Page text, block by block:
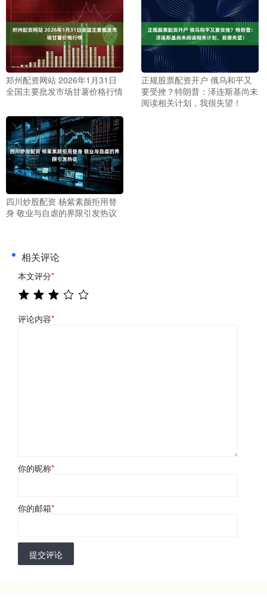
郑州配资网站 2026年1月31日
全国主要批发市场甘薯价格行情
正规股票配资开户 俄乌和平又
要受挫？特朗普：泽连斯基尚未
阅读相关计划，我很失望！
四川炒股配资 杨紫素颜拒用替
身 敬业与自虐的界限引发热议
相关评论
本文评分*
评论内容*
你的昵称*
你的邮箱*
提交评论